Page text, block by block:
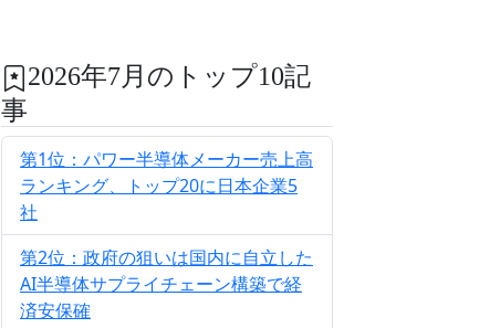
2026年7月のトップ10記
事
第1位：パワー半導体メーカー売上高
ランキング、トップ20に日本企業5
社
第2位：政府の狙いは国内に自立した
AI半導体サプライチェーン構築で経
済安保確